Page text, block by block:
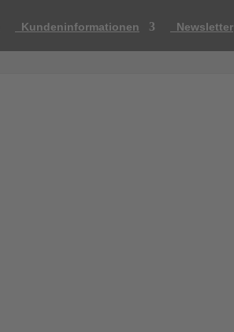
Kundeninformationen Newsletter